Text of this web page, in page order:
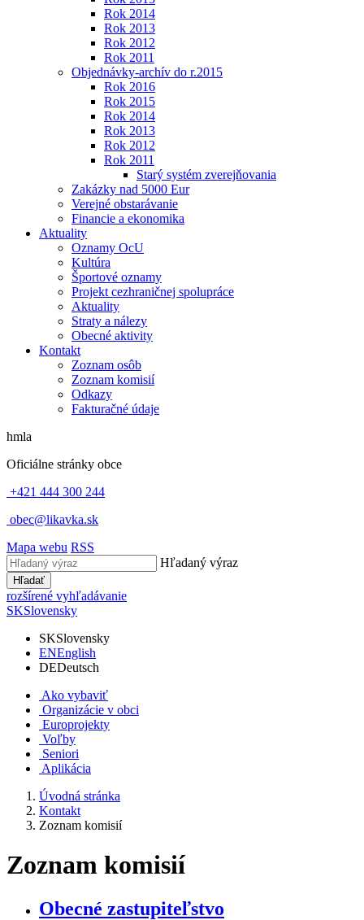
Rok 2014
Rok 2013
Rok 2012
Rok 2011
Objednávky-archív do r.2015
Rok 2016
Rok 2015
Rok 2014
Rok 2013
Rok 2012
Rok 2011
Starý systém zverejňovania
Zakázky nad 5000 Eur
Verejné obstarávanie
Financie a ekonomika
Aktuality
Oznamy OcU
Kultúra
Športové oznamy
Projekt cezhraničnej spolupráce
Aktuality
Straty a nálezy
Obecné aktivity
Kontakt
Zoznam osôb
Zoznam komisií
Odkazy
Fakturačné údaje
hmla
Oficiálne stránky obce
+421 444 300 244
obec@likavka.sk
Mapa webu RSS
Hľadaný výraz
Hľadať
rozšírené vyhľadávanie
SKSlovensky
SKSlovensky
ENEnglish
DEDeutsch
Ako vybaviť
Organizácie v obci
Europrojekty
Voľby
Seniori
Aplikácia
Úvodná stránka
Kontakt
Zoznam komisií
Zoznam komisií
Obecné zastupiteľstvo